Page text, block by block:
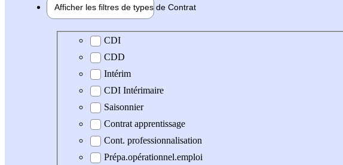
Afficher les filtres de types de Contrat
Type de contrat
CDI
CDD
Intérim
CDI Intérimaire
Saisonnier
Contrat apprentissage
Cont. professionnalisation
Prépa.opérationnel.emploi